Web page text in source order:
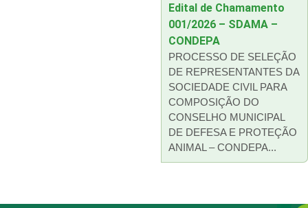
Edital de Chamamento
001/2026 – SDAMA –
CONDEPA
PROCESSO DE SELEÇÃO
DE REPRESENTANTES DA
SOCIEDADE CIVIL PARA
COMPOSIÇÃO DO
CONSELHO MUNICIPAL
DE DEFESA E PROTEÇÃO
ANIMAL – CONDEPA...